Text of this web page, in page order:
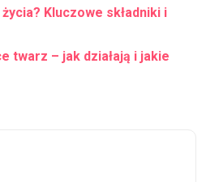
Kluczowe składniki i
twarz – jak działają i jakie